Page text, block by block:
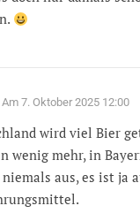
Am 7. Oktober 2025 12:00
wird viel Bier
wenig mehr, in
aus, es ist ja